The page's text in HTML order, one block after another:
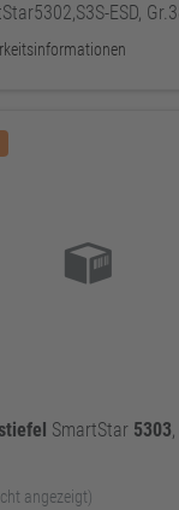
ESD,
SmartStar 5303
angezeigt)